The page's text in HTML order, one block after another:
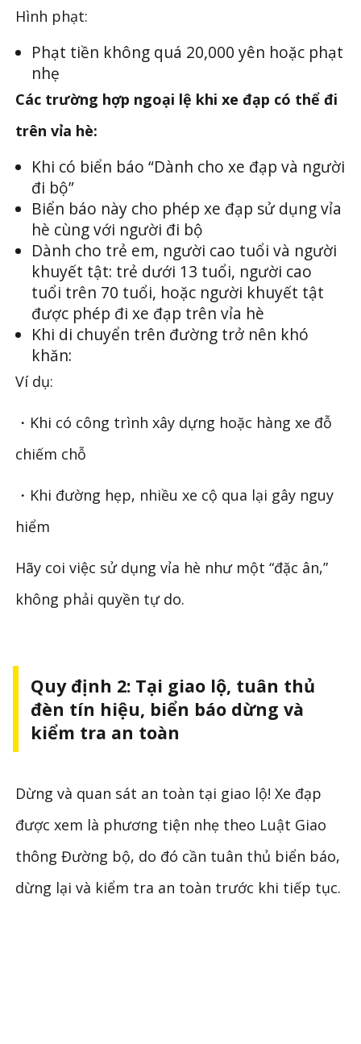
Hình phạt:
Phạt tiền không quá 20,000 yên hoặc phạt
nhẹ
Các trường hợp ngoại lệ khi xe đạp có thể đi
trên vỉa hè:
Khi có biển báo “Dành cho xe đạp và người
đi bộ”
Biển báo này cho phép xe đạp sử dụng vỉa
hè cùng với người đi bộ
Dành cho trẻ em, người cao tuổi và người
khuyết tật: trẻ dưới 13 tuổi, người cao
tuổi trên 70 tuổi, hoặc người khuyết tật
được phép đi xe đạp trên vỉa hè
Khi di chuyển trên đường trở nên khó
khăn:
Ví dụ:
・Khi có công trình xây dựng hoặc hàng xe đỗ
chiếm chỗ
・Khi đường hẹp, nhiều xe cộ qua lại gây nguy
hiểm
Hãy coi việc sử dụng vỉa hè như một “đặc ân,”
không phải quyền tự do.
Quy định 2: Tại giao lộ, tuân thủ
đèn tín hiệu, biển báo dừng và
kiểm tra an toàn
Dừng và quan sát an toàn tại giao lộ! Xe đạp
được xem là phương tiện nhẹ theo Luật Giao
thông Đường bộ, do đó cần tuân thủ biển báo,
dừng lại và kiểm tra an toàn trước khi tiếp tục.